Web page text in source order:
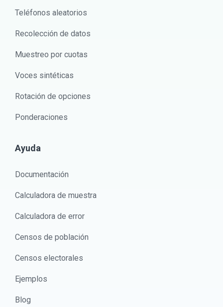
Teléfonos aleatorios
Recolección de datos
Muestreo por cuotas
Voces sintéticas
Rotación de opciones
Ponderaciones
Ayuda
Documentación
Calculadora de muestra
Calculadora de error
Censos de población
Censos electorales
Ejemplos
Blog